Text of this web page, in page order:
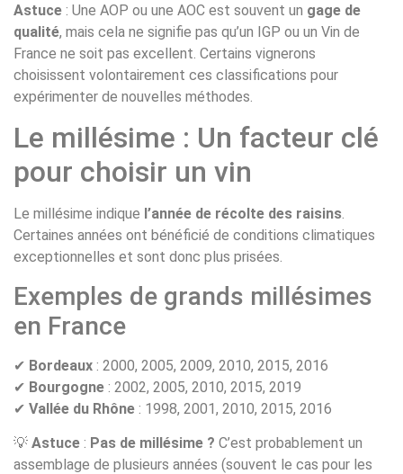
Astuce : Une AOP ou une AOC est souvent un gage de
qualité, mais cela ne signifie pas qu’un IGP ou un Vin de
France ne soit pas excellent. Certains vignerons
choisissent volontairement ces classifications pour
expérimenter de nouvelles méthodes.
Le millésime : Un facteur clé
pour choisir un vin
Le millésime indique l’année de récolte des raisins.
Certaines années ont bénéficié de conditions climatiques
exceptionnelles et sont donc plus prisées.
Exemples de grands millésimes
en France
✔ Bordeaux : 2000, 2005, 2009, 2010, 2015, 2016
✔ Bourgogne : 2002, 2005, 2010, 2015, 2019
✔ Vallée du Rhône : 1998, 2001, 2010, 2015, 2016
💡 Astuce : Pas de millésime ? C’est probablement un
assemblage de plusieurs années (souvent le cas pour les